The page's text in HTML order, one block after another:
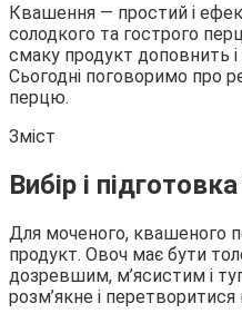
Квашення — простий і
солодкого та гострого
смаку продукт доповнить і
Сьогодні поговоримо про
перцю.
Зміст
Вибір і підготовка
Для моченого, квашеного
продукт. Овоч має бути
дозревшим, м’ясистим і
розм’якне і перетворитися